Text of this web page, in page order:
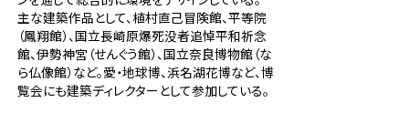
主な建築作品として、植村直己冒険館、平等院
（鳳翔館）、国立長崎原爆死没者追悼平和祈念
館、伊勢神宮（せんぐう館）、国立奈良博物館（な
ら仏像館）など。愛・地球博、浜名湖花博など、博
覧会にも建築ディレクターとして参加している。